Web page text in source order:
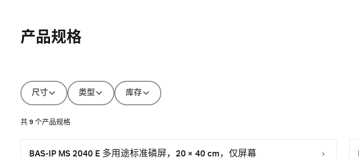
产品规格
尺寸 类型 库存
共 9 个产品规格
BAS-IP MS 2040 E 多用途标准磷屏，20 × 40 cm，仅屏幕